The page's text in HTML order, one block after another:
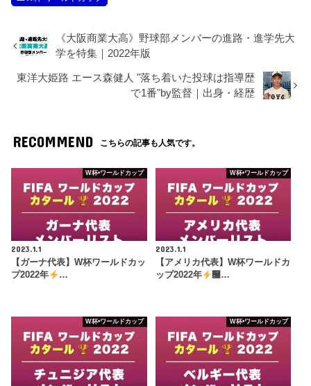
《大阪商業大高》野球部メンバーの進路・進学先大
学を特集｜2022年版
東洋大姫路 エース森健人 "落ち着いた投球は指導歴
で1番"by監督｜出身・経歴
RECOMMEND こちらの記事も人気です。
W杯•ワールドカップ
2023.1.1
【ガーナ代表】W杯ワールドカッ
プ2022年
…
W杯•ワールドカップ
2023.1.1
【アメリカ代表】W杯ワールドカ
ップ2022年
࿠…
W杯•ワールドカップ W杯•ワールドカップ